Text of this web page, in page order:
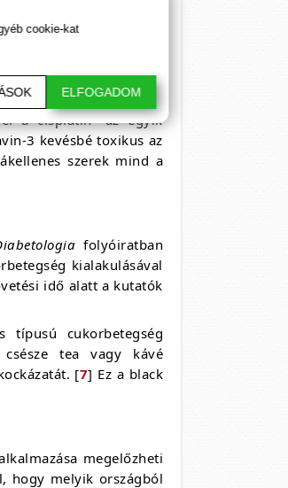
kockázatával, bár a
hogy a fekete teában
petefészekrák
a cisplatin "az egyik
3 kevésbé toxikus az
szerek mind a
folyóiratban
kialakulásával
idő alatt a kutatók
cukorbetegség
csésze tea vagy kávé
[7] Ez a black
megelőzheti
hogy melyik országból
cookie-kat
ELFOGADOM